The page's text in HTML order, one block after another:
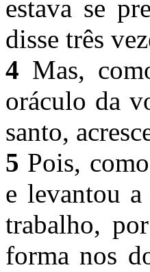
estava se
disse três
4 Mas,
oráculo da
santo,
5 Pois,
e levantou
trabalho,
forma nos